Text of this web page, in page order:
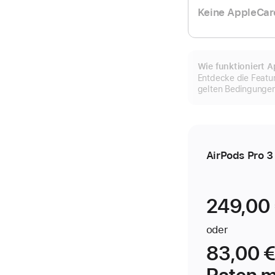
Keine
Wie funktioniert
Entdecke die
gelten
AirPods Pro 3
249,00
oder
83,00 €